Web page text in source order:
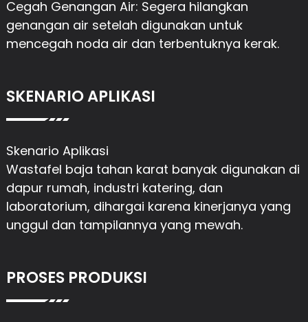
Cegah Genangan Air: Segera hilangkan
genangan air setelah digunakan untuk
mencegah noda air dan terbentuknya kerak.
SKENARIO APLIKASI
Skenario Aplikasi
Wastafel baja tahan karat banyak digunakan di
dapur rumah, industri katering, dan
laboratorium, dihargai karena kinerjanya yang
unggul dan tampilannya yang mewah.
PROSES PRODUKSI